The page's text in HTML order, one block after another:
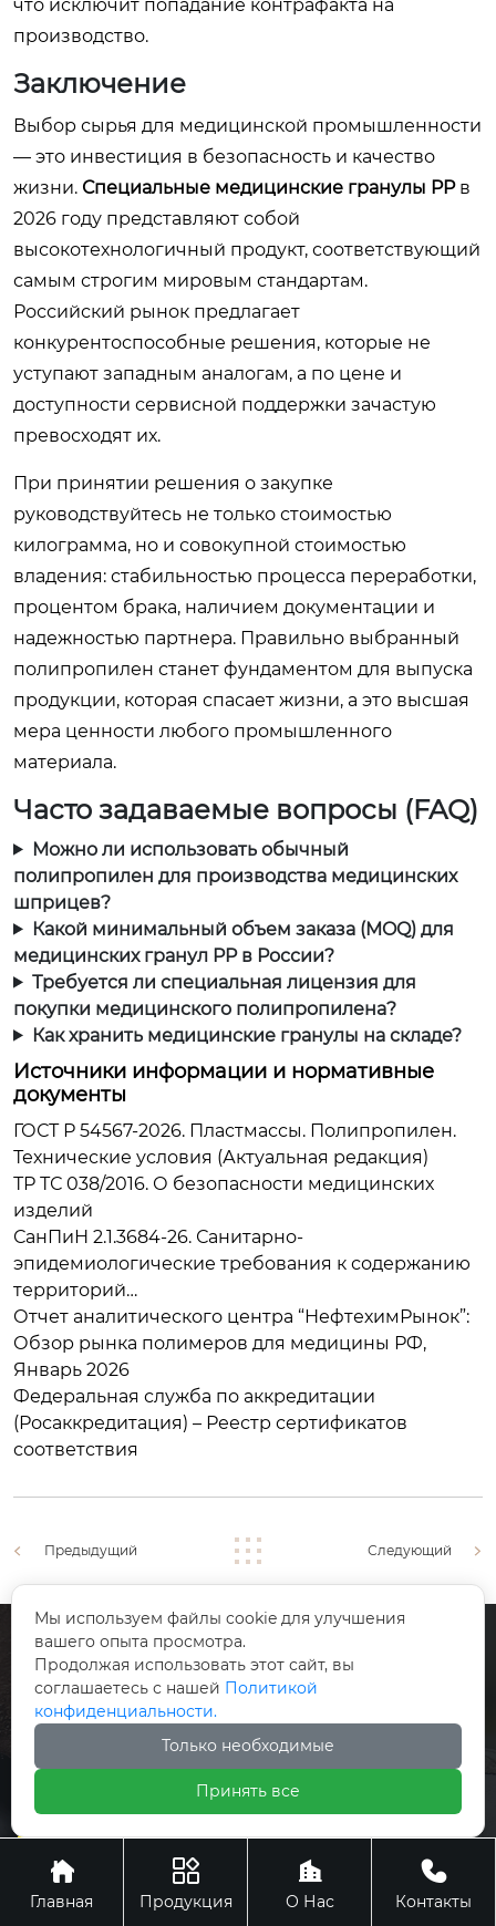
что исключит попадание контрафакта на
производство.
Заключение
Выбор сырья для медицинской промышленности
— это инвестиция в безопасность и качество
жизни. Специальные медицинские гранулы PPв
2026 году представляют собой
высокотехнологичный продукт, соответствующий
самым строгим мировым стандартам.
Российский рынок предлагает
конкурентоспособные решения, которые не
уступают западным аналогам, а по цене и
доступности сервисной поддержки зачастую
превосходят их.
При принятии решения о закупке
руководствуйтесь не только стоимостью
килограмма, но и совокупной стоимостью
владения: стабильностью процесса переработки,
процентом брака, наличием документации и
надежностью партнера. Правильно выбранный
полипропилен станет фундаментом для выпуска
продукции, которая спасает жизни, а это высшая
мера ценности любого промышленного
материала.
Часто задаваемые вопросы (FAQ)
Можно ли использовать обычный
полипропилен для производства медицинских
шприцев?
Какой минимальный объем заказа (MOQ) для
медицинских гранул PP в России?
Требуется ли специальная лицензия для
покупки медицинского полипропилена?
Как хранить медицинские гранулы на складе?
Источники информации и нормативные
документы
ГОСТ Р 54567-2026. Пластмассы. Полипропилен.
Технические условия (Актуальная редакция)
ТР ТС 038/2016. О безопасности медицинских
изделий
СанПиН 2.1.3684-26. Санитарно-
эпидемиологические требования к содержанию
территорий…
Отчет аналитического центра “НефтехимРынок”:
Обзор рынка полимеров для медицины РФ,
Январь 2026
Федеральная служба по аккредитации
(Росаккредитация) – Реестр сертификатов
соответствия
Предыдущий Следующий
КОНТАКТЫ
+86-519-88404120
196, промышленный

Главная

Продукция

О Нас

Контакты
Мы используем файлы cookie для улучшения
вашего опыта просмотра.
Продолжая использовать этот сайт, вы
соглашаетесь с нашей Политикой
конфиденциальности.
Только необходимые
Принять все